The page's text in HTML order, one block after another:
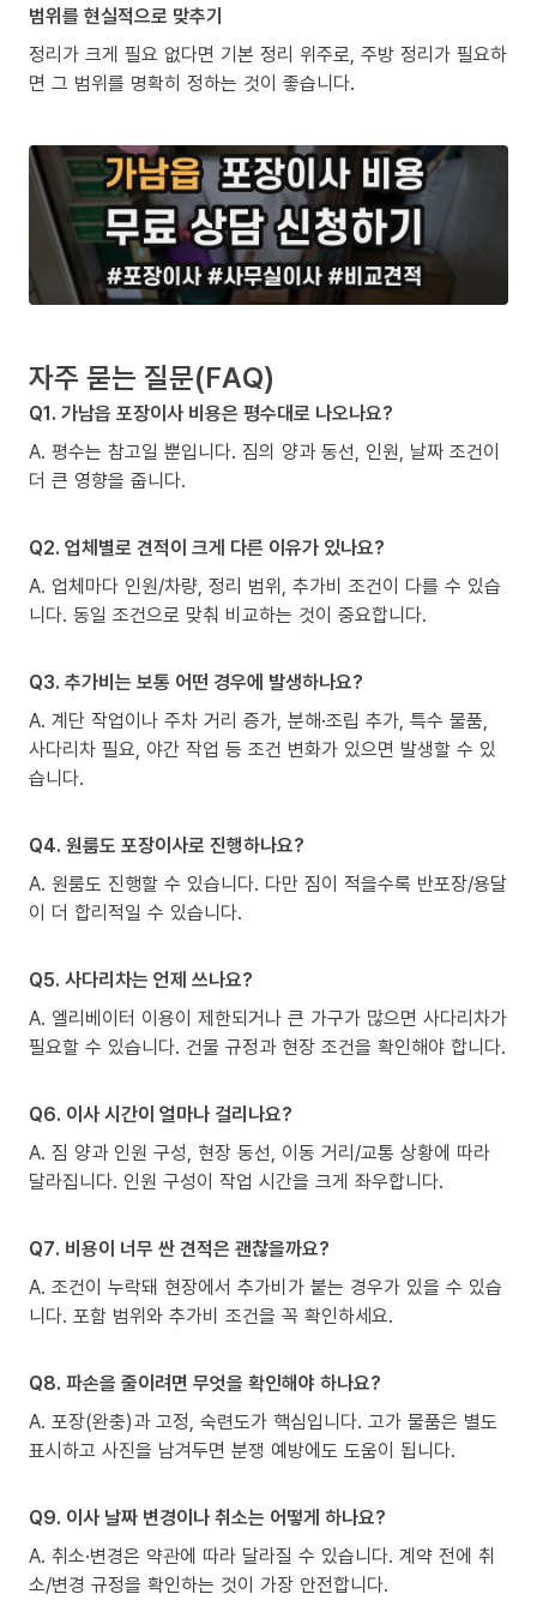
범위를 현실적으로 맞추기
정리가 크게 필요 없다면 기본 정리 위주로, 주방 정리가 필요하
면 그 범위를 명확히 정하는 것이 좋습니다.
자주 묻는 질문(FAQ)
Q1. 가남읍 포장이사 비용은 평수대로 나오나요?
A. 평수는 참고일 뿐입니다. 짐의 양과 동선, 인원, 날짜 조건이
더 큰 영향을 줍니다.
Q2. 업체별로 견적이 크게 다른 이유가 있나요?
A. 업체마다 인원/차량, 정리 범위, 추가비 조건이 다를 수 있습
니다. 동일 조건으로 맞춰 비교하는 것이 중요합니다.
Q3. 추가비는 보통 어떤 경우에 발생하나요?
A. 계단 작업이나 주차 거리 증가, 분해·조립 추가, 특수 물품,
사다리차 필요, 야간 작업 등 조건 변화가 있으면 발생할 수 있
습니다.
Q4. 원룸도 포장이사로 진행하나요?
A. 원룸도 진행할 수 있습니다. 다만 짐이 적을수록 반포장/용달
이 더 합리적일 수 있습니다.
Q5. 사다리차는 언제 쓰나요?
A. 엘리베이터 이용이 제한되거나 큰 가구가 많으면 사다리차가
필요할 수 있습니다. 건물 규정과 현장 조건을 확인해야 합니다.
Q6. 이사 시간이 얼마나 걸리나요?
A. 짐 양과 인원 구성, 현장 동선, 이동 거리/교통 상황에 따라
달라집니다. 인원 구성이 작업 시간을 크게 좌우합니다.
Q7. 비용이 너무 싼 견적은 괜찮을까요?
A. 조건이 누락돼 현장에서 추가비가 붙는 경우가 있을 수 있습
니다. 포함 범위와 추가비 조건을 꼭 확인하세요.
Q8. 파손을 줄이려면 무엇을 확인해야 하나요?
A. 포장(완충)과 고정, 숙련도가 핵심입니다. 고가 물품은 별도
표시하고 사진을 남겨두면 분쟁 예방에도 도움이 됩니다.
Q9. 이사 날짜 변경이나 취소는 어떻게 하나요?
A. 취소·변경은 약관에 따라 달라질 수 있습니다. 계약 전에 취
소/변경 규정을 확인하는 것이 가장 안전합니다.